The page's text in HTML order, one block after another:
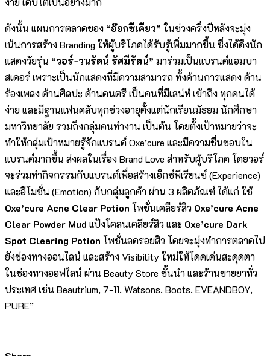
ดังนั้น แผนการตลาดของ “อ๊อกซีเคียว” ในช่วงครึ่งปีหลังจะมุ่ง
เน้นการสร้าง Branding ให้ผู้บริโภคได้รับรู้เพิ่มมากขึ้น ซึ่งได้ดึงนัก
แสดงวัยรุ่น “วอร์-วนรัตน์ รัศมีรัตน์” มาร่วมเป็นแบรนด์แอมบา
สเดอร์ เพราะเป็นนักแสดงที่มีความสามารถ ทั้งด้านการแสดง ด้าน
ร้องเพลง ด้านศิลปะ ด้านดนตรี เป็นคนที่มีเสน่ห์ เข้าถึง ทุกคนได้
ง่าย และมีฐานแฟนคลับทุกช่วงอายุตั้งแต่นักเรียนมัธยม นักศึกษา
มหาวิทยาลัย รวมถึงกลุ่มคนทำงาน เป็นต้น โดยตั้งเป้าหมายว่าจะ
ทำให้กลุ่มเป้าหมายรู้จักแบรนด์ Oxe’cure และมีความชื่นชอบใน
แบรนด์มากขึ้น ส่งผลในเรื่อง Brand Love สำหรับผู้บริโภค โดยวอร์
จะร่วมทำกิจกรรมกับแบรนด์เพื่อสร้างเอ็กซ์พีเรียนซ์ (Experience)
และอีโมชั่น (Emotion) กับกลุ่มลูกค้า ผ่าน 3 ผลิตภัณฑ์ ได้แก่ ใช้
Oxe’cure Acne Clear Potion โพชั่นเคลียร์สิว Oxe’cure Acne
Clear Powder Mud แป้งโคลนเคลียร์สิว และ Oxe’cure Dark
Spot Clearing Potion โพชั่นลดรอยสิว โดยจะมุ่งทำการตลาดไป
ยังช่องทางออนไลน์ และสร้าง Visibility ใหม่ให้โดดเด่นสะดุดตา
ในช่องทางออฟไลน์ ผ่าน Beauty Store ชั้นนำ และร้านขายยาทั่ว
ประเทศ เช่น Beautrium, 7-11, Watsons, Boots, EVEANDBOY,
PURE”